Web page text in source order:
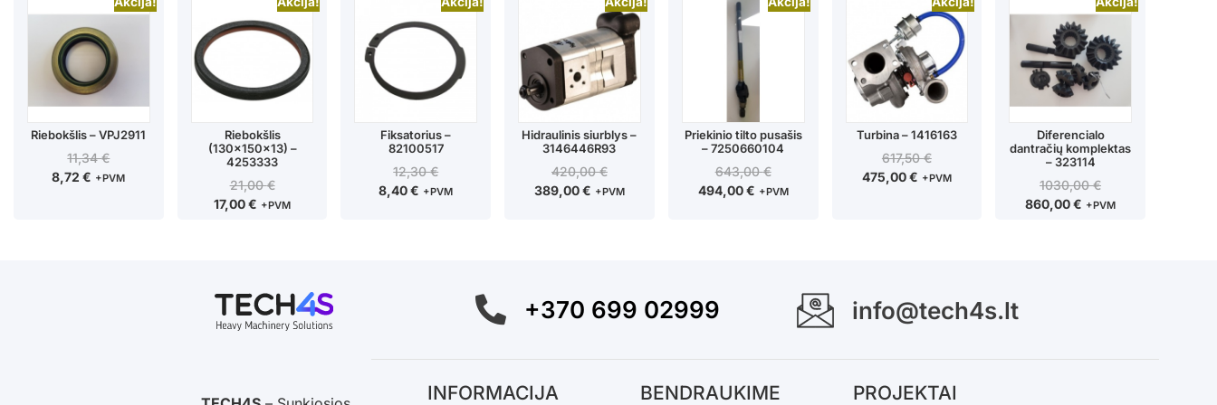
Riebokšlis – VPJ2911
11,34€
8,72€ +PVM
Riebokšlis
(130x150x13) –
4253333
21,00€
17,00€ +PVM
Fiksatorius –
82100517
12,30€
8,40€ +PVM
Hidraulinis siurblys –
3146446R93
420,00€
389,00€ +PVM
Priekinio tilto pusašis
– 7250660104
643,00€
494,00€ +PVM
Turbina – 1416163
617,50€
475,00€ +PVM
Diferencialo
dantračių komplektas
– 323114
1030,00€
860,00€ +PVM
+370 699 02999 info@tech4s.lt
INFORMACIJA BENDRAUKIME PROJEKTAI